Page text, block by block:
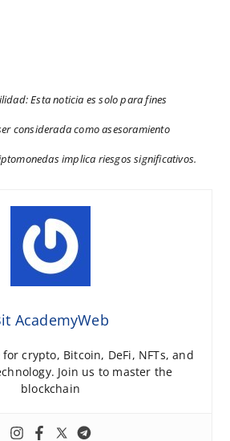
Esta noticia es solo para fines
considerada como asesoramiento
implica riesgos significativos.
AcademyWeb
crypto, Bitcoin, DeFi, NFTs, and
Join us to master the
blockchain